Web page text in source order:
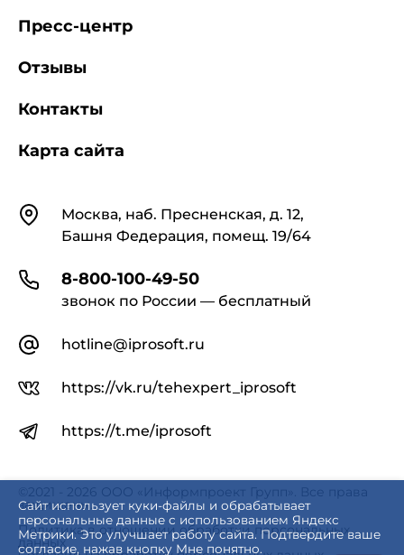
Сайт использует куки-файлы и обрабатывает
персональные данные с использованием Яндекс
Метрики. Это улучшает работу сайта. Подтвердите ваше
согласие, нажав кнопку Мне понятно.
КонтактыМосква, наб. Пресненская, д. 12,
Башня Федерация, помещ. 19/64
8-800-100-49-50
звонок по России — бесплатный
hotline@iprosoft.ru
https://vk.ru/tehexpert_iprosoft
https://t.me/iprosoft
Пресс-центр
Отзывы
Контакты
Карта сайта
©2021 - 2026 ООО «Информпроект Групп». Все права
защищены.
Политика в отношении обработки персональных
данных